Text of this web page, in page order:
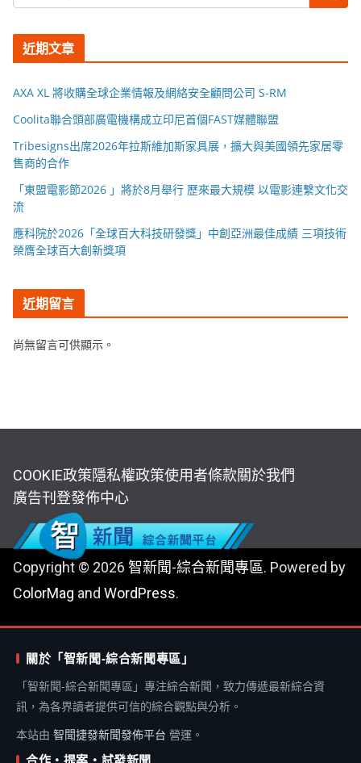
近期文章
AXA XL 將收購全球企業情報及網絡安全顧問公司 S-RM
Coolita聯合頭部廣電機構成立印尼首個FAST媒體聯盟
Tribesigns出席2026年拉斯維加斯家具展，擴大與美國領先家居零
售商的合作
「東盟電影節2026 」將於8月舉行 歷來最大規模 以電影連繫文化交
流
應科院於2026「全球百大科技研發獎」中創亞洲最佳成績 三項技術
榮膺全球百大創新獎項
近期留言
尚無留言可供顯示。
COOKIE政策隱私權政策使用者條款關於我們
廣告刊登發佈中心
Copyright © 2026 智新聞-綜合新聞專區. Powered by
ColorMag and WordPress.
關於「智新聞-綜合新聞專區」
「智新聞-綜合新聞專區」專注綜合新聞，致力傳遞最新綜合資
訊，為各界讀者提供可信的綜合觀點與分析。
本站由 智聞捷發新聞發佈平台 營運。